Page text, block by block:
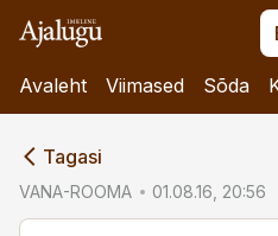
Avaleht Viimased Sõda
Tagasi
VANA-ROOMA 01.08.16, 20:56